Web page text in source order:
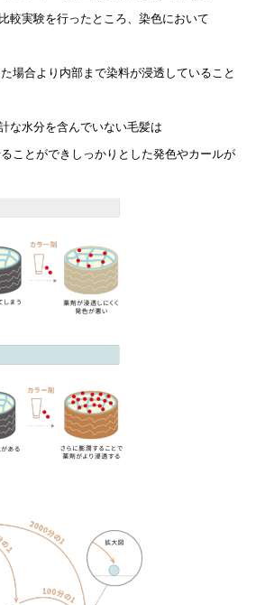
較実験を行ったところ、染色において
場合より内部まで染料が浸透していること
な水分を含んでいない毛髪は
ことができしっかりとした発色やカールが